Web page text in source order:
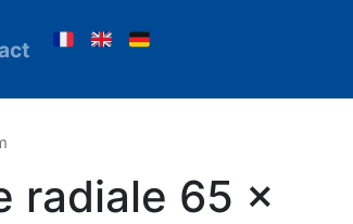
radiale 65 x